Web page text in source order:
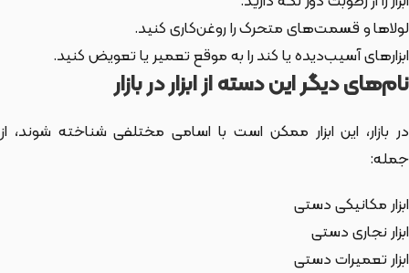
لولاها و قسمت‌های متحرک را روغن‌کاری کنید.
ابزارهای آسیب‌دیده یا کند را به موقع تعمیر یا تعویض کنید.
نام‌های دیگر این دسته از ابزار در بازار
در بازار، این ابزار ممکن است با اسامی مختلفی شناخته شوند، از
جمله:
ابزار مکانیکی دستی
ابزار نجاری دستی
ابزار تعمیرات دستی